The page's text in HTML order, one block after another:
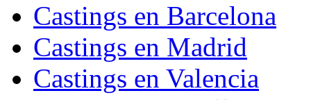
Castings en Barcelona
Castings en Madrid
Castings en Valencia